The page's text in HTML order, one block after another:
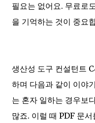
필요는 없어요. 무료로
을 기억하는 것이 중요
생산성 도구 컨설턴트
하며 다음과 같이 이야
는 혼자 일하는 경우보
많죠. 이럴 때 PDF 문